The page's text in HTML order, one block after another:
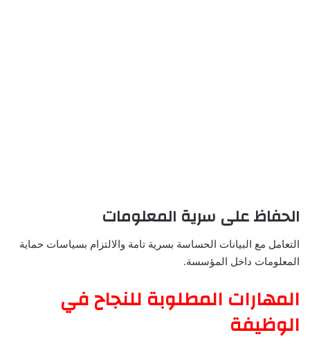
الحفاظ على سرية المعلومات
التعامل مع البيانات الحساسة بسرية تامة والالتزام بسياسات حماية
المعلومات داخل المؤسسة.
المهارات المطلوبة للنجاح في
الوظيفة